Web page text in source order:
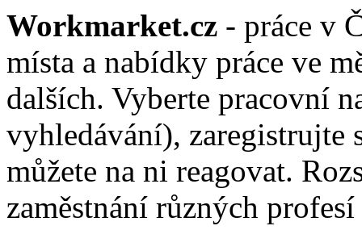
Workmarket.cz - práce v
místa a nabídky práce ve
dalších. Vyberte pracovní
vyhledávání), zaregistrujte
můžete na ni reagovat.
zaměstnání různých